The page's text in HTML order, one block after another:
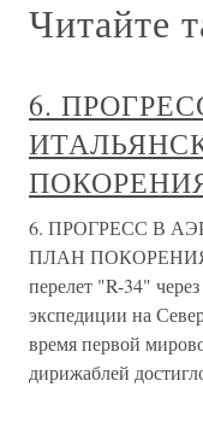
Читайте
6.
6. ПРОГРЕСС В
ПЛАН ПОКОРЕНИЯ
перелет "R-34"
экспедиции на
время первой
дирижаблей